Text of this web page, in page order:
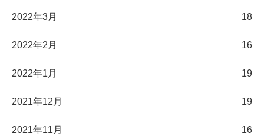
2022年3月 18
2022年2月 16
2022年1月 19
2021年12月 19
2021年11月 16